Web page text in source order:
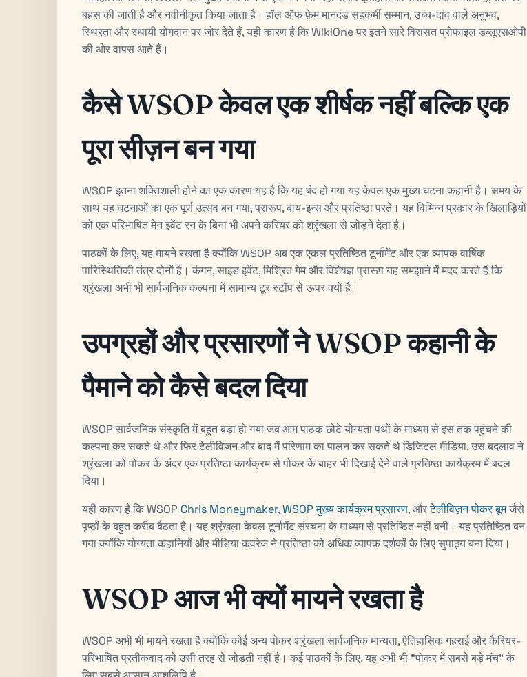
बहस की जाती है और नवीनीकृत किया जाता है। हॉल ऑफ फ़ेम मानदंड सहकर्मी सम्मान, उच्च-दांव वाले अनुभव,
स्थिरता और स्थायी योगदान पर जोर देते हैं, यही कारण है कि WikiOne पर इतने सारे विरासत प्रोफाइल डब्लूएसओपी
की ओर वापस आते हैं।
कैसे WSOP केवल एक शीर्षक नहीं बल्कि एक
पूरा सीज़न बन गया
WSOP इतना शक्तिशाली होने का एक कारण यह है कि यह बंद हो गया यह केवल एक मुख्य घटना कहानी है। समय के
साथ यह घटनाओं का एक पूर्ण उत्सव बन गया, प्रारूप, बाय-इन्स और प्रतिष्ठा परतें। यह विभिन्न प्रकार के खिलाड़ियों
को एक परिभाषित मेन इवेंट रन के बिना भी अपने करियर को श्रृंखला से जोड़ने देता है।
पाठकों के लिए, यह मायने रखता है क्योंकि WSOP अब एक एकल प्रतिष्ठित टूर्नामेंट और एक व्यापक वार्षिक
पारिस्थितिकी तंत्र दोनों है। कंगन, साइड इवेंट, मिश्रित गेम और विशेषज्ञ प्रारूप यह समझाने में मदद करते हैं कि
श्रृंखला अभी भी सार्वजनिक कल्पना में सामान्य टूर स्टॉप से ​​ऊपर क्यों है।
उपग्रहों और प्रसारणों ने WSOP कहानी के
पैमाने को कैसे बदल दिया
WSOP सार्वजनिक संस्कृति में बहुत बड़ा हो गया जब आम पाठक छोटे योग्यता पथों के माध्यम से इस तक पहुंचने की
कल्पना कर सकते थे और फिर टेलीविजन और बाद में परिणाम का पालन कर सकते थे डिजिटल मीडिया. उस बदलाव ने
श्रृंखला को पोकर के अंदर एक प्रतिष्ठा कार्यक्रम से पोकर के बाहर भी दिखाई देने वाले प्रतिष्ठा कार्यक्रम में बदल
दिया।
यही कारण है कि WSOP Chris Moneymaker,WSOP मुख्य कार्यक्रम प्रसारण, औरटेलीविज़न पोकर बूमजैसे
पृष्ठों के बहुत करीब बैठता है। यह श्रृंखला केवल टूर्नामेंट संरचना के माध्यम से प्रतिष्ठित नहीं बनी। यह प्रतिष्ठित बन
गया क्योंकि योग्यता कहानियों और मीडिया कवरेज ने प्रतिष्ठा को अधिक व्यापक दर्शकों के लिए सुपाठ्य बना दिया।
WSOP आज भी क्यों मायने रखता है
WSOP अभी भी मायने रखता है क्योंकि कोई अन्य पोकर श्रृंखला सार्वजनिक मान्यता, ऐतिहासिक गहराई और कैरियर-
परिभाषित प्रतीकवाद को उसी तरह से जोड़ती नहीं है। कई पाठकों के लिए, यह अभी भी "पोकर में सबसे बड़े मंच" के